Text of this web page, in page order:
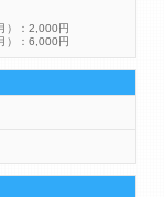
）：2,000円
）：6,000円